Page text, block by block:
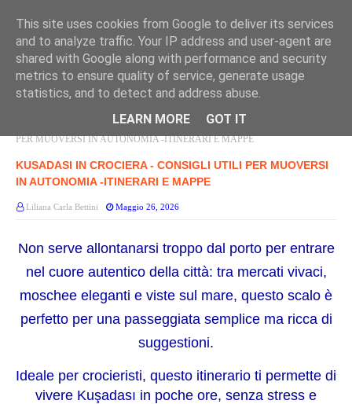
PER MUOVERSI IN AUTONOMIA -ITINERARI E MAPPE
KUSADASI IN CROCIERA - CONSIGLI UTILI PER MUOVERSI
IN AUTONOMIA -ITINERARI E MAPPE
Liliana Carla Bettini Maggio 26, 2026
Non serve allontanarsi troppo dal porto per entrare
nel cuore autentico della città: tra mercati vivaci,
moschee eleganti e viste sul mare, questo scalo è
perfetto per una passeggiata semplice ma ricca di
suggestioni.
Ideale per crocieristi, questo itinerario ti permette di
vivere Kuşadası in poche ore, senza stress e
This site uses cookies from Google to deliver its services
and to analyze traffic. Your IP address and user-agent are
shared with Google along with performance and security
metrics to ensure quality of service, generate usage
statistics, and to detect and address abuse.
LEARN MORE
GOT IT